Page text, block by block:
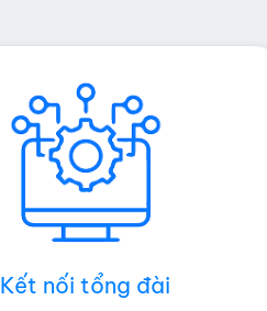
Kết nối tổng đài